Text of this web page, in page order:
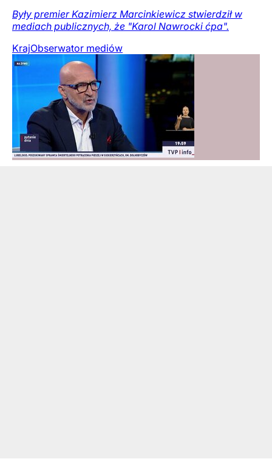
Były premier Kazimierz Marcinkiewicz stwierdził w
mediach publicznych, że "Karol Nawrocki ćpa".
KrajObserwator mediów